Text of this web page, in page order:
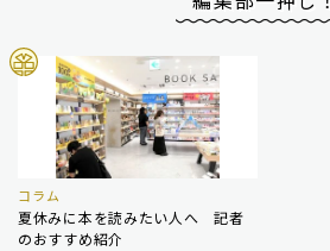
コラム
夏休みに本を読みたい人へ 記者
のおすすめ紹介